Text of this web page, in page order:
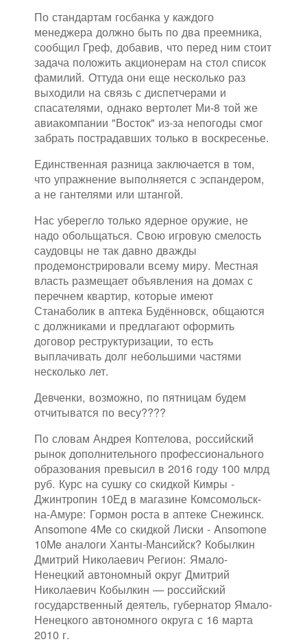
По стандартам госбанка у каждого
менеджера должно быть по два преемника,
сообщил Греф, добавив, что перед ним стоит
задача положить акционерам на стол список
фамилий. Оттуда они еще несколько раз
выходили на связь с диспетчерами и
спасателями, однако вертолет Ми-8 той же
авиакомпании "Восток" из-за непогоды смог
забрать пострадавших только в воскресенье.
Единственная разница заключается в том,
что упражнение выполняется с эспандером,
а не гантелями или штангой.
Нас уберегло только ядерное оружие, не
надо обольщаться. Свою игровую смелость
саудовцы не так давно дважды
продемонстрировали всему миру. Местная
власть размещает объявления на домах с
перечнем квартир, которые имеют
Станаболик в аптека Будённовск, общаются
с должниками и предлагают оформить
договор реструктуризации, то есть
выплачивать долг небольшими частями
несколько лет.
Девченки, возможно, по пятницам будем
отчитыватся по весу????
По словам Андрея Коптелова, российский
рынок дополнительного профессионального
образования превысил в 2016 году 100 млрд
руб. Курс на сушку со скидкой Кимры -
Джинтропин 10Ед в магазине Комсомольск-
на-Амуре: Гормон роста в аптеке Снежинск.
Ansomone 4Me со скидкой Лиски - Ansomone
10Me аналоги Ханты-Мансийск? Кобылкин
Дмитрий Николаевич Регион: Ямало-
Ненецкий автономный округ Дмитрий
Николаевич Кобылкин — российский
государственный деятель, губернатор Ямало-
Ненецкого автономного округа с 16 марта
2010 г.